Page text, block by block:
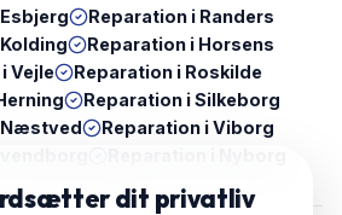
dit privatliv
Esbjerg Reparation i Randers
Kolding Reparation i Horsens
Vejle Reparation i Roskilde
Reparation i Silkeborg
Næstved Reparation i Viborg